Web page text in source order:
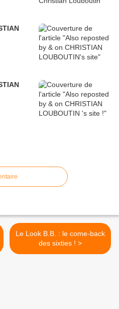
Le Look B.B. : le come-back
des sixties ! >